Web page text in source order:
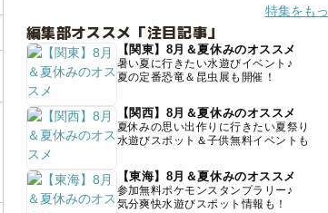
特集をも
編集部オススメ「注目記事」
【関東】8月＆夏休みのオススメ
暑い夏に行きたい水遊びイベント♪
夏の定番恐竜＆昆虫展も開催！
【関西】8月＆夏休みのオススメ
夏休みの思い出作りに行きたい夏祭り
水遊びスポット＆子供無料イベントも
【東海】8月＆夏休みのオススメ
参加無料ポケモンスタンプラリー♪
気分爽快水遊びスポット情報も！